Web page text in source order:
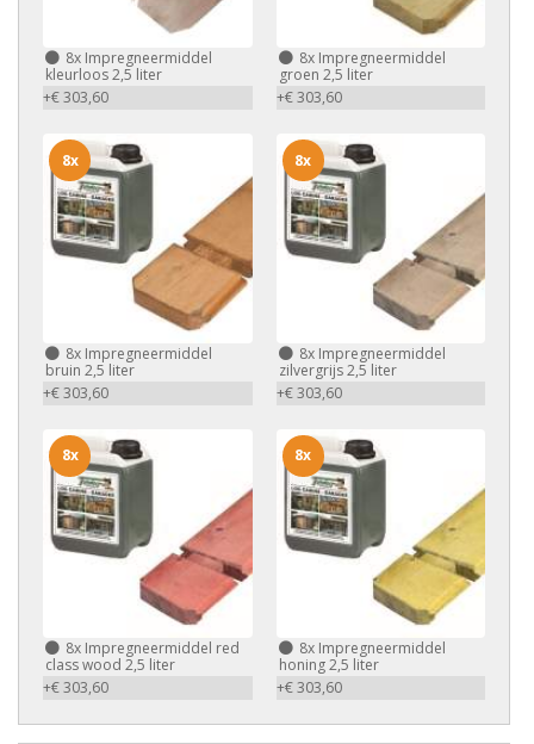
8x Impregneermiddel
kleurloos 2,5 liter
+€ 303,60
8xImpregneermiddel
groen 2,5 liter
+€ 303,60
8x Impregneermiddel
bruin 2,5 liter
+€ 303,60
8x
8xImpregneermiddel
zilvergrijs 2,5 liter
+€ 303,60
8x
8x Impregneermiddel red
class wood 2,5 liter
+€ 303,60
8x
8xImpregneermiddel
honing 2,5 liter
+€ 303,60
8x